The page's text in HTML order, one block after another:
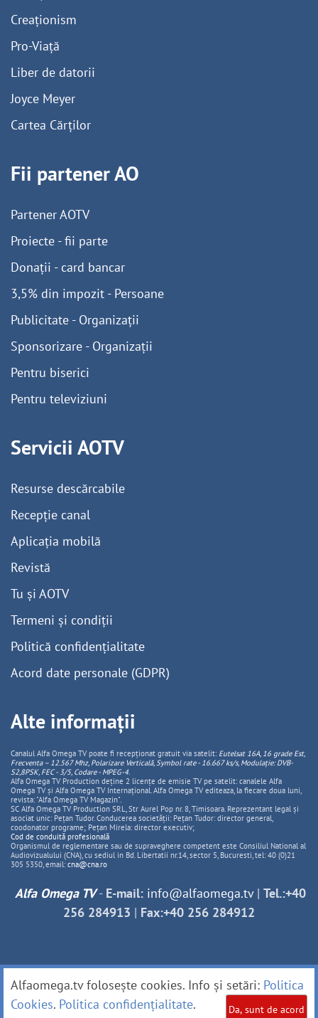
Creaționism
Pro-Viață
Liber de datorii
Joyce Meyer
Cartea Cărților
Fii partener AO
Partener AOTV
Proiecte - fii parte
Donații - card bancar
3,5% din impozit - Persoane
Publicitate - Organizații
Sponsorizare - Organizații
Pentru biserici
Pentru televiziuni
Servicii AOTV
Resurse descărcabile
Recepție canal
Aplicația mobilă
Revistă
Tu și AOTV
Termeni și condiții
Politică confidențialitate
Acord date personale (GDPR)
Alte informații
Canalul Alfa Omega TV poate fi recepționat gratuit via satelit: Eutelsat 16A, 16 grade Est,
Frecventa – 12.567 Mhz, PolarizareVerticală, Symbol rate - 16.667 ks/s, Modulație: DVB-
S2,8PSK, FEC - 3/5, Codare - MPEG-4.
Alfa Omega TV Production deține 2 licențe de emisie TV pe satelit: canalele Alfa
Omega TV și Alfa Omega TV Internațional. Alfa Omega TV editeaza, la fiecare doua luni,
revista: "Alfa Omega TV Magazin".
SC Alfa Omega TV Production SRL, Str Aurel Pop nr. 8, Timisoara. Reprezentant legal și
asociat unic: Pețan Tudor. Conducerea societății: Pețan Tudor: director general,
coodonator programe; Pețan Mirela: director executiv;
Cod de conduită profesională
Organismul de reglementare sau de supraveghere competent este Consiliul National al
Audiovizualului (CNA), cu sediul in Bd. Libertatii nr.14, sector 5, Bucuresti, tel: 40 (0)21
305 5350, email: cna@cna.ro
Alfa Omega TV- E-mail: info@alfaomega.tv| Tel.:+40
256 284913 | Fax:+40 256 284912
Alfaomega.tv folosește cookies. Info și setări: Politica
Cookies. Politica confidențialitate. Da, sunt de acord